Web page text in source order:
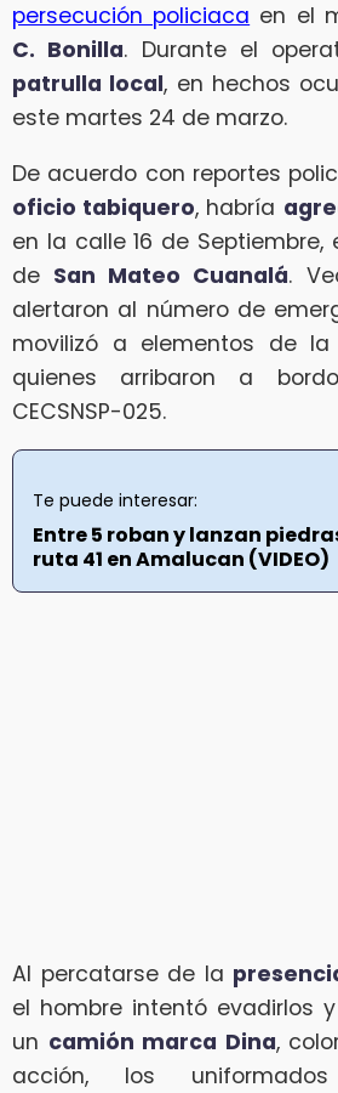
persecución policiaca en el
C. Bonilla. Durante el
patrulla local, en hechos
este martes 24 de marzo.
De acuerdo con reportes
oficio tabiquero, habría
en la calle 16 de Septiembre,
de San Mateo Cuanalá.
alertaron al número de
movilizó a elementos de la
quienes arribaron a
CECSNSP-025.
Te puede interesar:
Entre 5 roban y lanzan
ruta 41 en Amalucan (VIDEO)
Al percatarse de la
el hombre intentó evadirlos
un camión marca Dina,
acción, los